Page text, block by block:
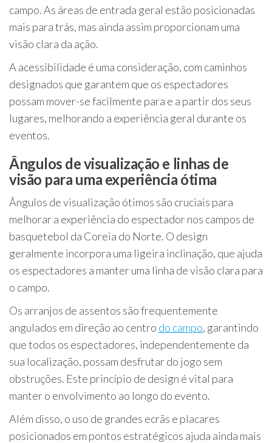
campo. As áreas de entrada geral estão posicionadas
mais para trás, mas ainda assim proporcionam uma
visão clara da ação.
A acessibilidade é uma consideração, com caminhos
designados que garantem que os espectadores
possam mover-se facilmente para e a partir dos seus
lugares, melhorando a experiência geral durante os
eventos.
Ângulos de visualização e linhas de
visão para uma experiência ótima
Ângulos de visualização ótimos são cruciais para
melhorar a experiência do espectador nos campos de
basquetebol da Coreia do Norte. O design
geralmente incorpora uma ligeira inclinação, que ajuda
os espectadores a manter uma linha de visão clara para
o campo.
Os arranjos de assentos são frequentemente
angulados em direção ao centro do campo, garantindo
que todos os espectadores, independentemente da
sua localização, possam desfrutar do jogo sem
obstruções. Este princípio de design é vital para
manter o envolvimento ao longo do evento.
Além disso, o uso de grandes ecrãs e placares
posicionados em pontos estratégicos ajuda ainda mais